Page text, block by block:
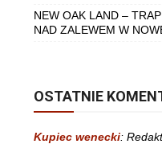
NEW OAK LAND –
NAD ZALEWEM W
OSTATNIE
Kupiec wenecki: